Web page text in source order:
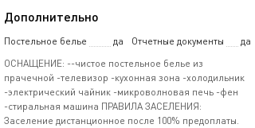
Дополнительно
Постельное белье да Отчетные документы
да
ОСНАЩЕНИЕ: --чистое постельное белье из
прачечной -телевизор -кухонная зона -холодильник
-электрический чайник -микроволновая печь -фен
-стиральная машина ПРАВИЛА ЗАСЕЛЕНИЯ:
Заселение дистанционное после 100% предоплаты.